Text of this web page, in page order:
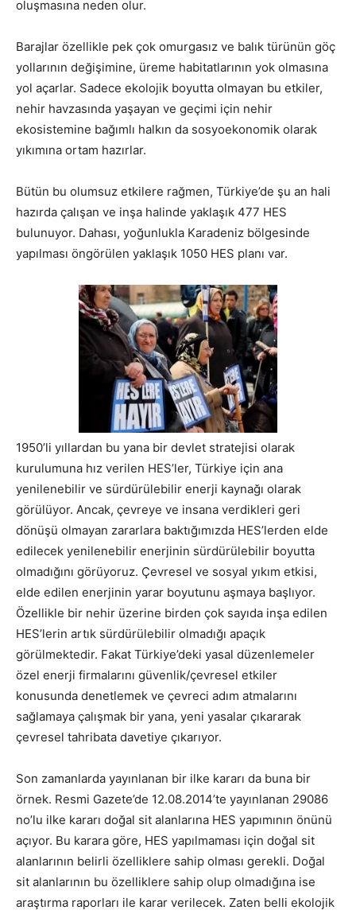
oluşmasına neden olur.
Barajlar özellikle pek çok omurgasız ve balık türünün göç
yollarının değişimine, üreme habitatlarının yok olmasına
yol açarlar. Sadece ekolojik boyutta olmayan bu etkiler,
nehir havzasında yaşayan ve geçimi için nehir
ekosistemine bağımlı halkın da sosyoekonomik olarak
yıkımına ortam hazırlar.
Bütün bu olumsuz etkilere rağmen, Türkiye’de şu an hali
hazırda çalışan ve inşa halinde yaklaşık 477 HES
bulunuyor. Dahası, yoğunlukla Karadeniz bölgesinde
yapılması öngörülen yaklaşık 1050 HES planı var.
1950’li yıllardan bu yana bir devlet stratejisi olarak
kurulumuna hız verilen HES’ler, Türkiye için ana
yenilenebilir ve sürdürülebilir enerji kaynağı olarak
görülüyor. Ancak, çevreye ve insana verdikleri geri
dönüşü olmayan zararlara baktığımızda HES’lerden elde
edilecek yenilenebilir enerjinin sürdürülebilir boyutta
olmadığını görüyoruz. Çevresel ve sosyal yıkım etkisi,
elde edilen enerjinin yarar boyutunu aşmaya başlıyor.
Özellikle bir nehir üzerine birden çok sayıda inşa edilen
HES’lerin artık sürdürülebilir olmadığı apaçık
görülmektedir. Fakat Türkiye’deki yasal düzenlemeler
özel enerji firmalarını güvenlik/çevresel etkiler
konusunda denetlemek ve çevreci adım atmalarını
sağlamaya çalışmak bir yana, yeni yasalar çıkararak
çevresel tahribata davetiye çıkarıyor.
Son zamanlarda yayınlanan bir ilke kararı da buna bir
örnek. Resmi Gazete’de 12.08.2014’te yayınlanan 29086
no’lu ilke kararı doğal sit alanlarına HES yapımının önünü
açıyor. Bu karara göre, HES yapılmaması için doğal sit
alanlarının belirli özelliklere sahip olması gerekli. Doğal
sit alanlarının bu özelliklere sahip olup olmadığına ise
araştırma raporları ile karar verilecek. Zaten belli ekolojik